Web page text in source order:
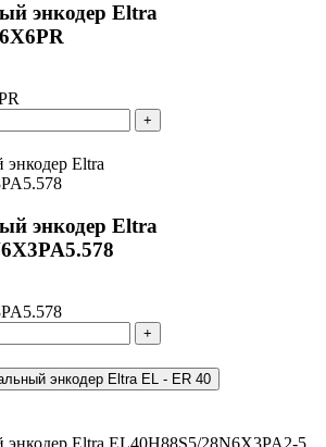
энкодер Eltra
+
энкодер Eltra
+
энкодер Eltra EL - ER 40